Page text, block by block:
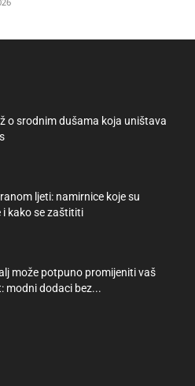
o srodnim dušama koja uništava
ljeti: namirnice koje su
i kako se zaštititi
može potpuno promijeniti vaš
modni dodaci bez...